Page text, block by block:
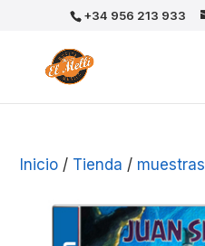
+34 956 213 933
Inicio / Tienda / muestras